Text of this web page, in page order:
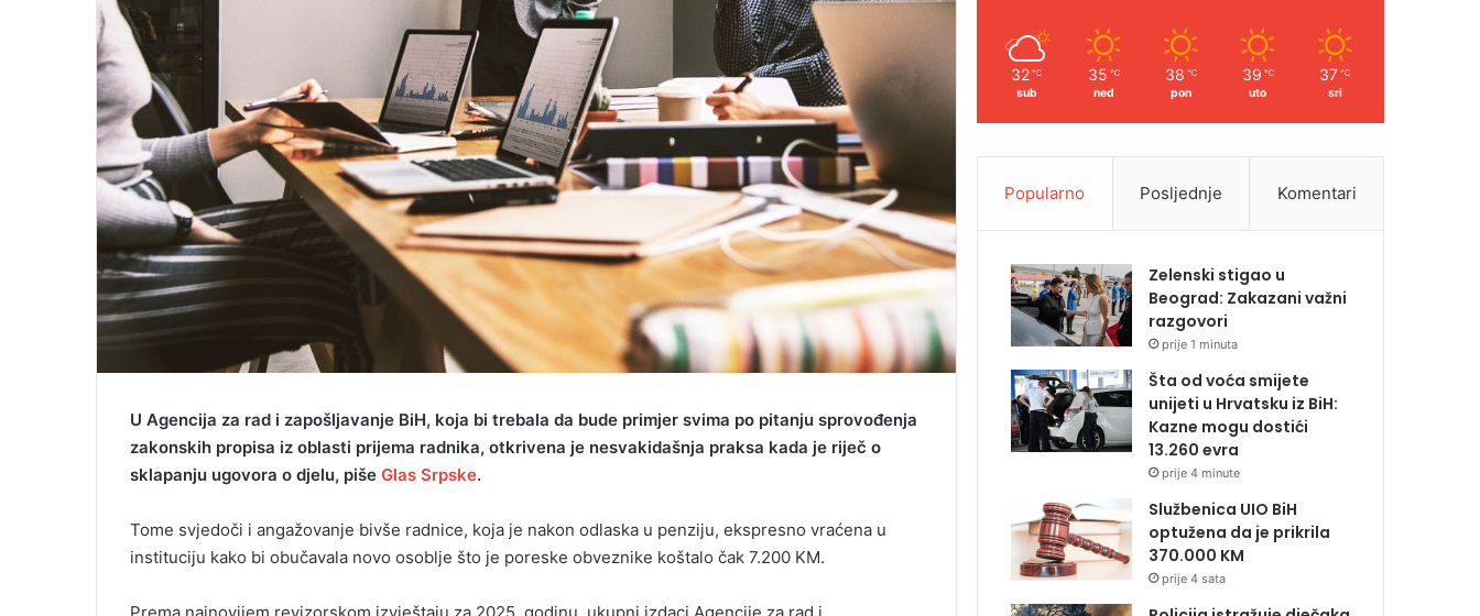
U Agencija za rad i zapošljavanje BiH, koja bi trebala da bude primjer svima po pitanju sprovođenja
zakonskih propisa iz oblasti prijema radnika, otkrivena je nesvakidašnja praksa kada je riječ o
sklapanju ugovora o djelu, piše Glas Srpske.
Tome svjedoči i angažovanje bivše radnice, koja je nakon odlaska u penziju, ekspresno vraćena u
instituciju kako bi obučavala novo osoblje što je poreske obveznike koštalo čak 7.200 KM.
32 ℃
sub
35 ℃
ned
38 ℃
pon
39 ℃
uto
37 ℃
sri
Popularno Posljednje Komentari
Zelenski stigao u
Beograd: Zakazani važni
razgovori
prije 1 minuta
Šta od voća smijete
unijeti u Hrvatsku iz BiH:
Kazne mogu dostići
13.260 evra
prije 4 minute
Službenica UIO BiH
optužena da je prikrila
370.000 KM
prije 4 sata